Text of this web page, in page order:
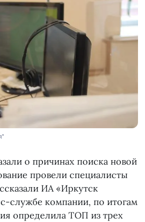
о причинах поиска новой
провели специалисты
ИА «Иркутск
службе компании, по итогам
определила ТОП из трех